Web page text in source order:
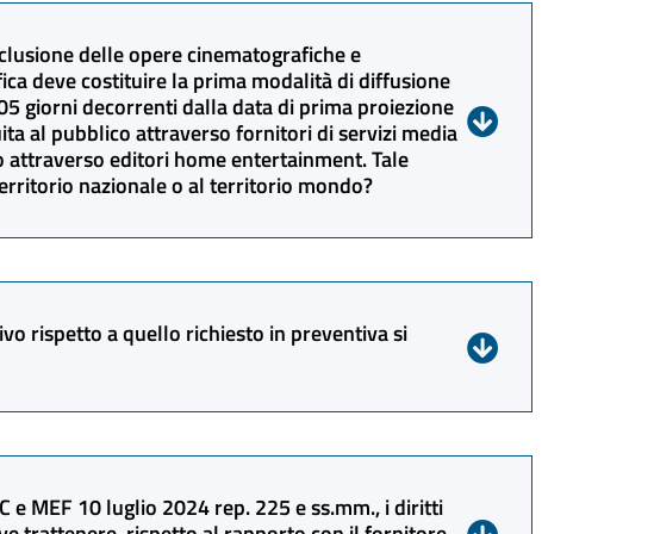
e ss.mm., che del D.I. MiC e MEF 10 luglio 2024 rep.
credit nelle more della distribuzione
che il riconoscimento del credito definitivo da
a tale circuitazione.
delle opere cinematografiche e
deve costituire la prima modalità di diffusione
giorni decorrenti dalla data di prima proiezione
al pubblico attraverso fornitori di servizi media
editori home entertainment. Tale
nazionale o al territorio mondo?
attualmente vigente in materia di destinazione
circa le modalità di uscita in sala cinematografica
pertanto al territorio italiano.
rispetto a quello richiesto in preventiva si
complessivo autorizzato in sede preventiva e viene
del credito richiesto dal singolo produttore
compagine produttiva. Si fa presente che
e MEF 10 luglio 2024 rep. 225 e ss.mm., i diritti